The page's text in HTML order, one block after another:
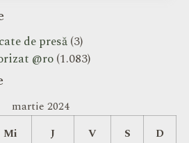
de presă(3)
@ro(1.083)
martie 2024
Mi J V S D